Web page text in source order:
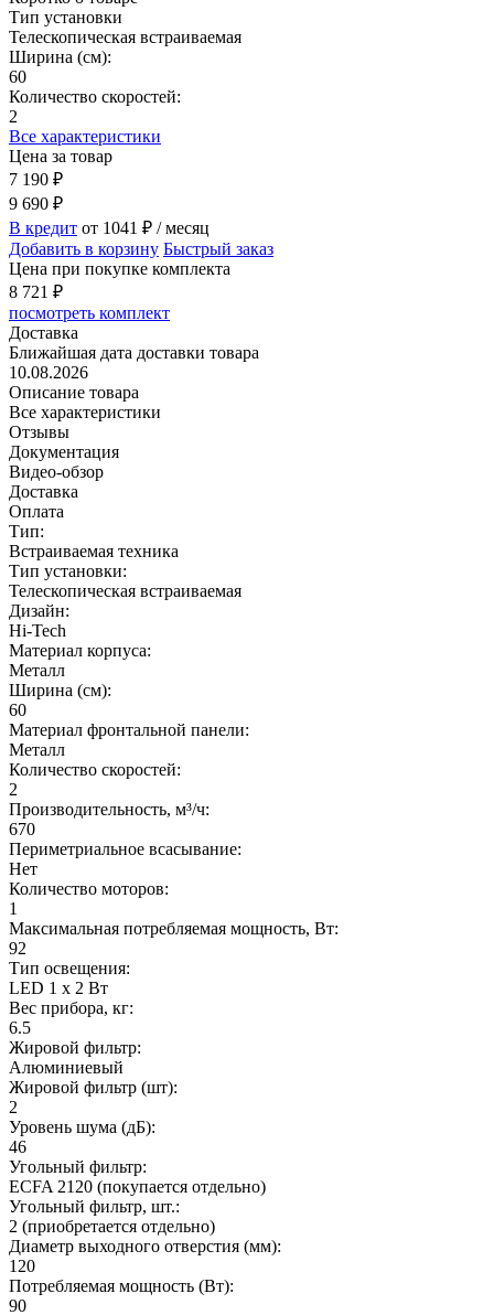
Тип установки
Телескопическая встраиваемая
Ширина (см):
60
Количество скоростей:
2
Все характеристики
Цена за товар
7 190 ₽
9 690 ₽
В кредит от 1041 ₽ / месяц
Добавить в корзину Быстрый заказ
Цена при покупке комплекта
8 721 ₽
посмотреть комплект
Доставка
Ближайшая дата доставки товара
10.08.2026
Описание товара
Все характеристики
Отзывы
Документация
Видео-обзор
Доставка
Оплата
Тип:
Встраиваемая техника
Тип установки:
Телескопическая встраиваемая
Дизайн:
Hi-Tech
Материал корпуса:
Металл
Ширина (см):
60
Материал фронтальной панели:
Металл
Количество скоростей:
2
Производительность, м³/ч:
670
Периметриальное всасывание:
Нет
Количество моторов:
1
Максимальная потребляемая мощность, Вт:
92
Тип освещения:
LED 1 x 2 Вт
Вес прибора, кг:
6.5
Жировой фильтр:
Алюминиевый
Жировой фильтр (шт):
2
Уровень шума (дБ):
46
Угольный фильтр:
ECFA 2120 (покупается отдельно)
Угольный фильтр, шт.:
2 (приобретается отдельно)
Диаметр выходного отверстия (мм):
120
Потребляемая мощность (Вт):
90